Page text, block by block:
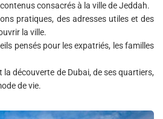
consacrés à la ville de Jeddah.
pratiques, des adresses utiles et des
la ville.
pensés pour les expatriés, les familles
découverte de Dubai, de ses quartiers,
de vie.